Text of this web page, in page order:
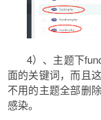
4）、主题下
面的关键词，而且
不用的主题全部删
感染。